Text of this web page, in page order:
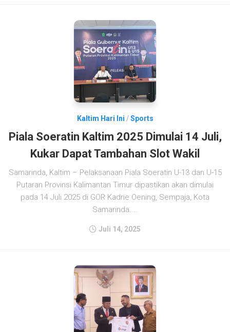
Kaltim Hari Ini /Sports
Piala Soeratin Kaltim 2025 Dimulai 14 Juli,
Kukar Dapat Tambahan Slot Wakil
Samarinda, Kaltim – Pelaksanaan Piala Soeratin U-13 dan U-15
Putaran Provinsi Kalimantan Timur dipastikan akan dimulai
pada 14 Juli 2025 di GOR Kadrie Oening, Sempaja, Kota
Samarinda....
Juli 14, 2025